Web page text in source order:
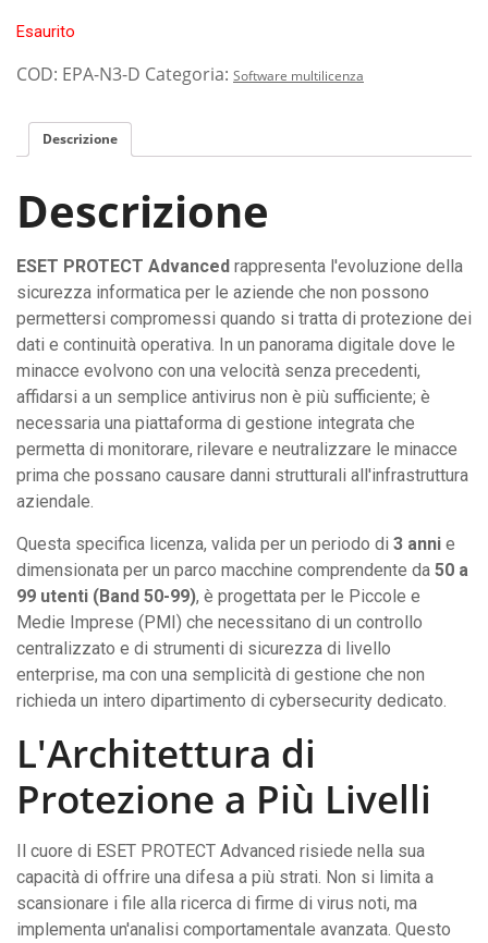
Esaurito
COD: EPA-N3-D Categoria: Software multilicenza
Descrizione
Descrizione
ESET PROTECT Advanced rappresenta l'evoluzione della
sicurezza informatica per le aziende che non possono
permettersi compromessi quando si tratta di protezione dei
dati e continuità operativa. In un panorama digitale dove le
minacce evolvono con una velocità senza precedenti,
affidarsi a un semplice antivirus non è più sufficiente; è
necessaria una piattaforma di gestione integrata che
permetta di monitorare, rilevare e neutralizzare le minacce
prima che possano causare danni strutturali all'infrastruttura
aziendale.
Questa specifica licenza, valida per un periodo di 3 anni e
dimensionata per un parco macchine comprendente da 50 a
99 utenti (Band 50-99), è progettata per le Piccole e
Medie Imprese (PMI) che necessitano di un controllo
centralizzato e di strumenti di sicurezza di livello
enterprise, ma con una semplicità di gestione che non
richieda un intero dipartimento di cybersecurity dedicato.
L'Architettura di
Protezione a Più Livelli
Il cuore di ESET PROTECT Advanced risiede nella sua
capacità di offrire una difesa a più strati. Non si limita a
scansionare i file alla ricerca di firme di virus noti, ma
implementa un'analisi comportamentale avanzata. Questo